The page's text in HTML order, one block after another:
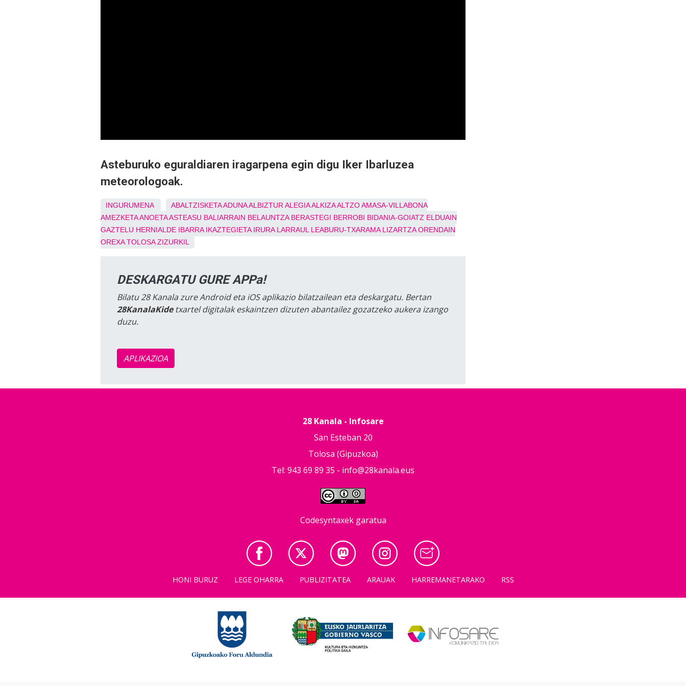
Asteburuko eguraldiaren iragarpena egin digu Iker Ibarluzea
meteorologoak.
INGURUMENA ABALTZISKETAADUNAALBIZTUR ALEGIAALKIZAALTZOAMASA-VILLABONA
AMEZKETAANOETAASTEASU BALIARRAIN BELAUNTZA BERASTEGI BERROBI BIDANIA-GOIATZ ELDUAIN
GAZTELU HERNIALDE IBARRA IKAZTEGIETA IRURA LARRAUL LEABURU-TXARAMA LIZARTZA ORENDAIN
OREXA TOLOSA ZIZURKIL
DESKARGATU GURE APPa!
Bilatu 28 Kanala zure Android eta iOS aplikazio bilatzailean eta deskargatu. Bertan
28KanalaKidetxartel digitalak eskaintzen dizuten abantailez gozatzeko aukera izango
duzu.
APLIKAZIOA
28 Kanala - Infosare
San Esteban 20
Tolosa (Gipuzkoa)
Tel: 943 69 89 35 - info@28kanala.eus
Codesyntaxek garatua
HONI BURUZ LEGE OHARRA PUBLIZITATEA ARAUAK HARREMANETARAKO RSS